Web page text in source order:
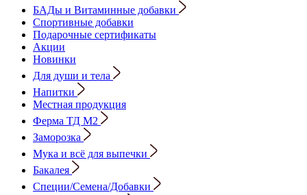
БАДы и Витаминные добавки
Спортивные добавки
Подарочные сертификаты
Акции
Новинки
Для души и тела
Напитки
Местная продукция
Ферма ТД М2
Заморозка
Мука и всё для выпечки
Бакалея
Специи/Семена/Добавки